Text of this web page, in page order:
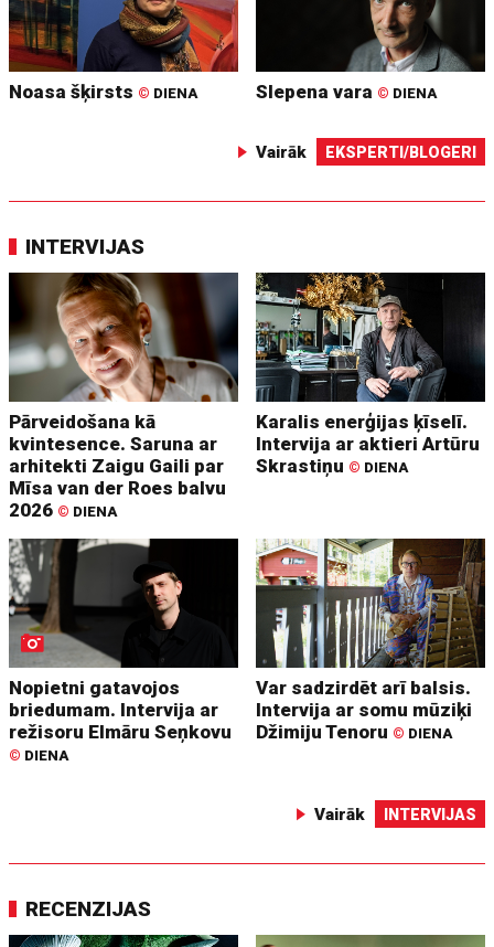
Noasa šķirsts © DIENA Slepena vara © DIENA
Vairāk EKSPERTI/BLOGERI
INTERVIJAS
Pārveidošana kā
kvintesence. Saruna ar
arhitekti Zaigu Gaili par
Mīsa van der Roes balvu
2026 © DIENA
Karalis enerģijas ķīselī.
Intervija ar aktieri Artūru
Skrastiņu © DIENA
Nopietni gatavojos
briedumam. Intervija ar
režisoru Elmāru Seņkovu
© DIENA
Var sadzirdēt arī balsis.
Intervija ar somu mūziķi
Džimiju Tenoru © DIENA
Vairāk INTERVIJAS
RECENZIJAS